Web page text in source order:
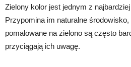
Zielony kolor jest jednym z
Przypomina im naturalne
pomalowane na zielono są często
przyciągają ich uwagę.